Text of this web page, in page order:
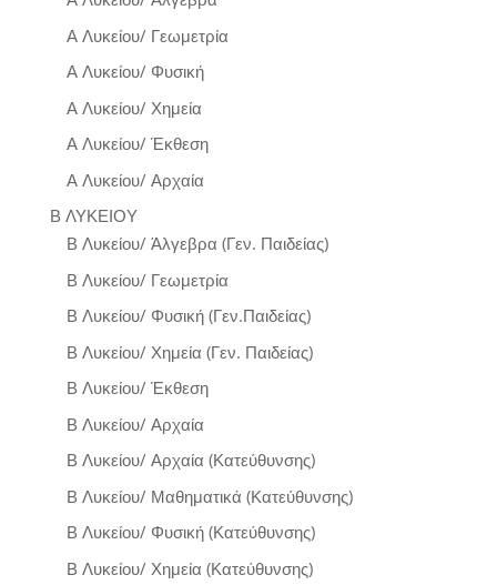
Α Λυκείου/ Γεωμετρία
Α Λυκείου/ Φυσική
Α Λυκείου/ Χημεία
Α Λυκείου/ Έκθεση
Α Λυκείου/ Αρχαία
Β ΛΥΚΕΙΟΥ
Β Λυκείου/ Άλγεβρα (Γεν. Παιδείας)
Β Λυκείου/ Γεωμετρία
Β Λυκείου/ Φυσική (Γεν.Παιδείας)
Β Λυκείου/ Χημεία (Γεν. Παιδείας)
Β Λυκείου/ Έκθεση
Β Λυκείου/ Αρχαία
Β Λυκείου/ Αρχαία (Κατεύθυνσης)
Β Λυκείου/ Μαθηματικά (Κατεύθυνσης)
Β Λυκείου/ Φυσική (Κατεύθυνσης)
Β Λυκείου/ Χημεία (Κατεύθυνσης)